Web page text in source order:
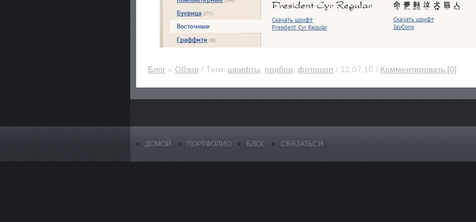
Блог » Обзор / Теги: шрифты подбор фотошоп / 12.07.10 / Комментировать [0]
ДОМОЙ ПОРТФОЛИО БЛОГ СВЯЗАТЬСЯ